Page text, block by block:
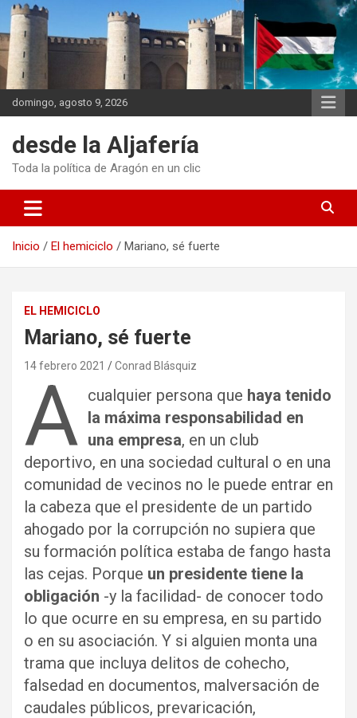
Saltar
contenido
domingo, agosto 9, 2026
desde la Aljafería
Toda la política de Aragón en un clic
Inicio El hemiciclo Mariano, sé fuerte
EL HEMICICLO
Mariano, sé fuerte
14 febrero 2021 Conrad Blásquiz
A cualquier persona que haya tenido
la máxima responsabilidad en
una empresa, en un club
deportivo, en una sociedad cultural o en una
comunidad de vecinos no le puede entrar en
la cabeza que el presidente de un partido
ahogado por la corrupción no supiera que
su formación política estaba de fango hasta
las cejas. Porque un presidente tiene la
obligación -y la facilidad- de conocer todo
lo que ocurre en su empresa, en su partido
o en su asociación. Y si alguien monta una
trama que incluya delitos de cohecho,
falsedad en documentos, malversación de
caudales públicos, prevaricación,